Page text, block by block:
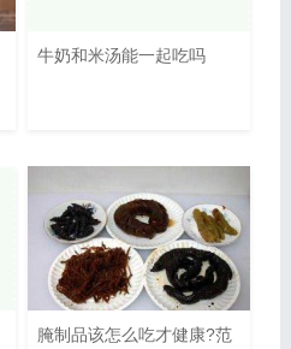
牛奶和米汤能一起吃吗
腌制品该怎么吃才健康?范